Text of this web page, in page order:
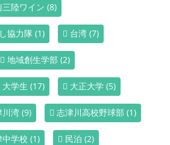
三陸ワイン (8)
協力隊 (1) 台湾 (7)
地域創生学部 (2)
大学生 (17) 大正大学 (5)
川湾 (9) 志津川高校野球部 (1)
中学校 (1) 民泊 (2)